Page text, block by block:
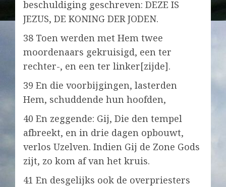
beschuldiging geschreven: DEZE IS
JEZUS, DE KONING DER JODEN.
38 Toen werden met Hem twee
moordenaars gekruisigd, een ter
rechter-, en een ter linker[zijde].
39 En die voorbijgingen, lasterden
Hem, schuddende hun hoofden,
40 En zeggende: Gij, Die den tempel
afbreekt, en in drie dagen opbouwt,
verlos Uzelven. Indien Gij de Zone Gods
zijt, zo kom af van het kruis.
41 En desgelijks ook de overpriesters